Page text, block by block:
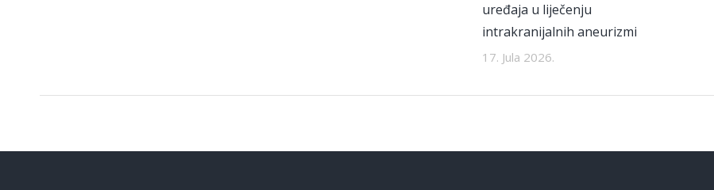
uređaja u liječenju
intrakranijalnih aneurizmi
17. Jula 2026.